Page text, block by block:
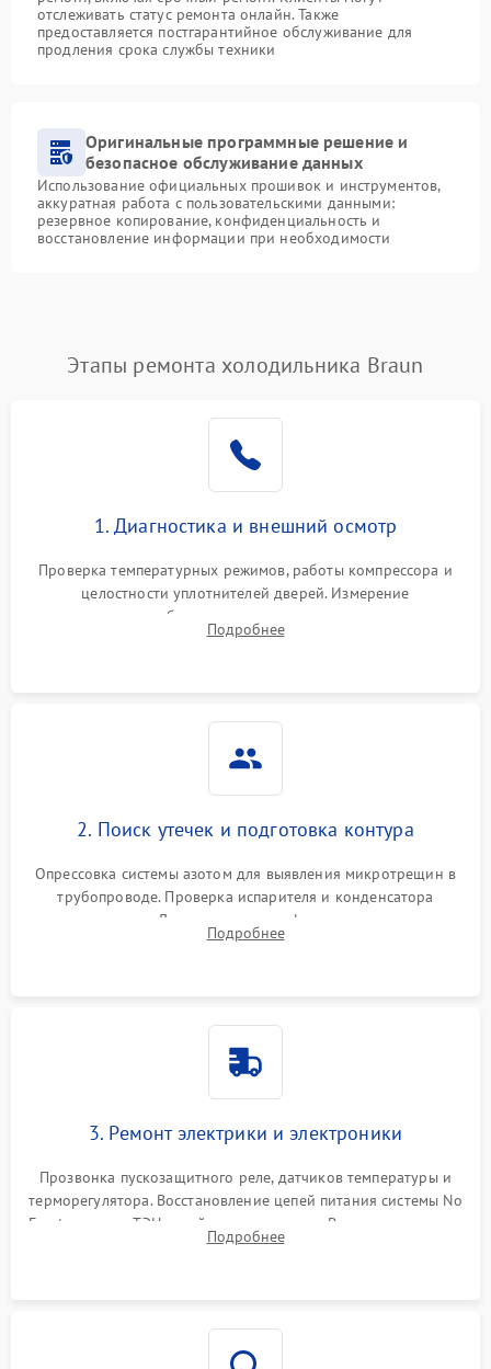
отслеживать статус ремонта онлайн. Также
предоставляется постгарантийное обслуживание для
продления срока службы техники
Оригинальные программные решение и
безопасное обслуживание данных
Использование официальных прошивок и инструментов,
аккуратная работа с пользовательскими данными:
резервное копирование, конфиденциальность и
восстановление информации при необходимости
Этапы ремонта холодильника Braun
1. Диагностика и внешний осмотр
Проверка температурных режимов, работы компрессора и
целостности уплотнителей дверей. Измерение
сопротивления обмоток мотора, проверка термостата и
считывание кодов ошибок с электронного дисплея.
Подробнее
2. Поиск утечек и подготовка контура
Опрессовка системы азотом для выявления микротрещин в
трубопроводе. Проверка испарителя и конденсатора
течеискателем. Демонтаж старого фильтра-осушителя и
продувка капиллярной трубки для устранения засоров.
Подробнее
3. Ремонт электрики и электроники
Прозвонка пускозащитного реле, датчиков температуры и
терморегулятора. Восстановление цепей питания системы No
Frost, включая ТЭН оттайки и вентилятор. Ремонт или замена
платы управления при сбоях алгоритмов.
Подробнее